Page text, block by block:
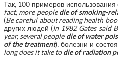
Так, 100 примеров
fact, more peopledie of smoking-
(Be careful about reading health
других людей (In 1982 Gates said
year, several people die of water
of the treatment); болезни и
long does it take todie of radiation